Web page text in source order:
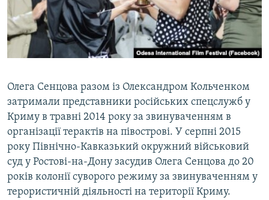
Олега Сенцова разом із Олександром Кольченком
затримали представники російських спецслужб у
Криму в травні 2014 року за звинуваченням в
організації терактів на півострові. У серпні 2015
року Північно-Кавказький окружний військовий
суд у Ростові-на-Дону засудив Олега Сенцова до 20
років колонії суворого режиму за звинуваченням у
терористичній діяльності на території Криму.